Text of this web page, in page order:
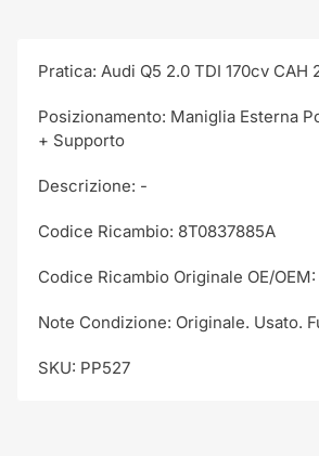
Pratica: Audi Q5 2.0 TDI 170cv CAH
Posizionamento: Maniglia Esterna
+ Supporto
Descrizione: -
Codice Ricambio: 8T0837885A
Codice Ricambio Originale OE/
Note Condizione: Originale. Usato.
SKU: PP527